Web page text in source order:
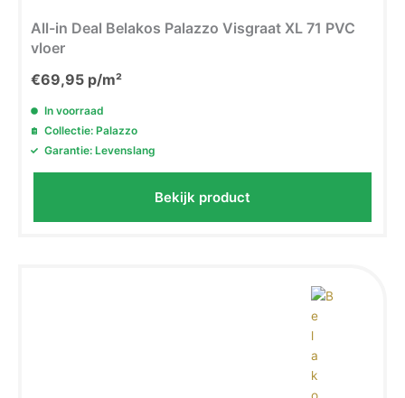
All-in Deal Belakos Palazzo Visgraat XL 71 PVC
vloer
€69,95 p/m²
In voorraad
Collectie: Palazzo
Garantie: Levenslang
Bekijk product